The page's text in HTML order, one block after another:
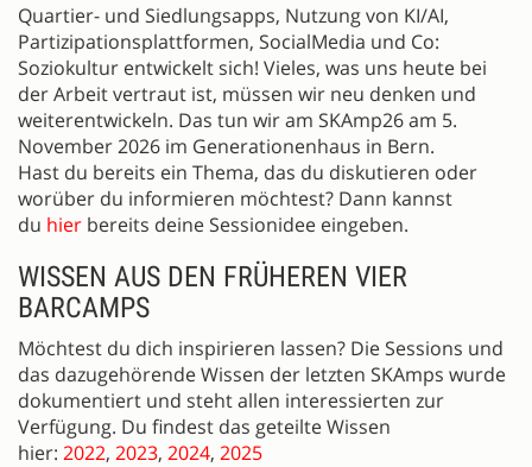
Quartier- und Siedlungsapps, Nutzung von KI/AI,
Partizipationsplattformen, SocialMedia und Co:
Soziokultur entwickelt sich! Vieles, was uns heute bei
der Arbeit vertraut ist, müssen wir neu denken und
weiterentwickeln. Das tun wir am SKAmp26 am 5.
November 2026 im Generationenhaus in Bern.
Hast du bereits ein Thema, das du diskutieren oder
worüber du informieren möchtest? Dann kannst
du hier bereits deine Sessionidee eingeben.
WISSEN AUS DEN FRÜHEREN VIER
BARCAMPS
Möchtest du dich inspirieren lassen? Die Sessions und
das dazugehörende Wissen der letzten SKAmps wurde
dokumentiert und steht allen interessierten zur
Verfügung. Du findest das geteilte Wissen
hier: 2022, 2023, 2024, 2025